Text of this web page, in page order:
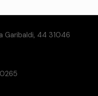
44 31046